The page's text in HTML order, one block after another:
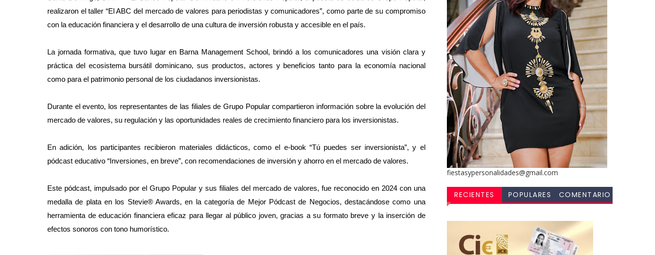
realizaron el taller “El ABC del mercado de valores para periodistas y comunicadores”, como parte de su compromiso
con la educación financiera y el desarrollo de una cultura de inversión robusta y accesible en el país.
La jornada formativa, que tuvo lugar en Barna Management School, brindó a los comunicadores una visión clara y
práctica del ecosistema bursátil dominicano, sus productos, actores y beneficios tanto para la economía nacional
como para el patrimonio personal de los ciudadanos inversionistas.
Durante el evento, los representantes de las filiales de Grupo Popular compartieron información sobre la evolución del
mercado de valores, su regulación y las oportunidades reales de crecimiento financiero para los inversionistas.
En adición, los participantes recibieron materiales didácticos, como el e-book “Tú puedes ser inversionista”, y el
pódcast educativo “Inversiones, en breve”, con recomendaciones de inversión y ahorro en el mercado de valores.
Este pódcast, impulsado por el Grupo Popular y sus filiales del mercado de valores, fue reconocido en 2024 con una
medalla de plata en los Stevie® Awards, en la categoría de Mejor Pódcast de Negocios, destacándose como una
herramienta de educación financiera eficaz para llegar al público joven, gracias a su formato breve y la inserción de
efectos sonoros con tono humorístico.
fiestasypersonalidades@gmail.com
RECIENTES POPULARES
COMENTARIO